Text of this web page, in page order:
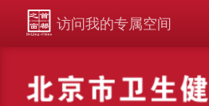
访问我的专属空间